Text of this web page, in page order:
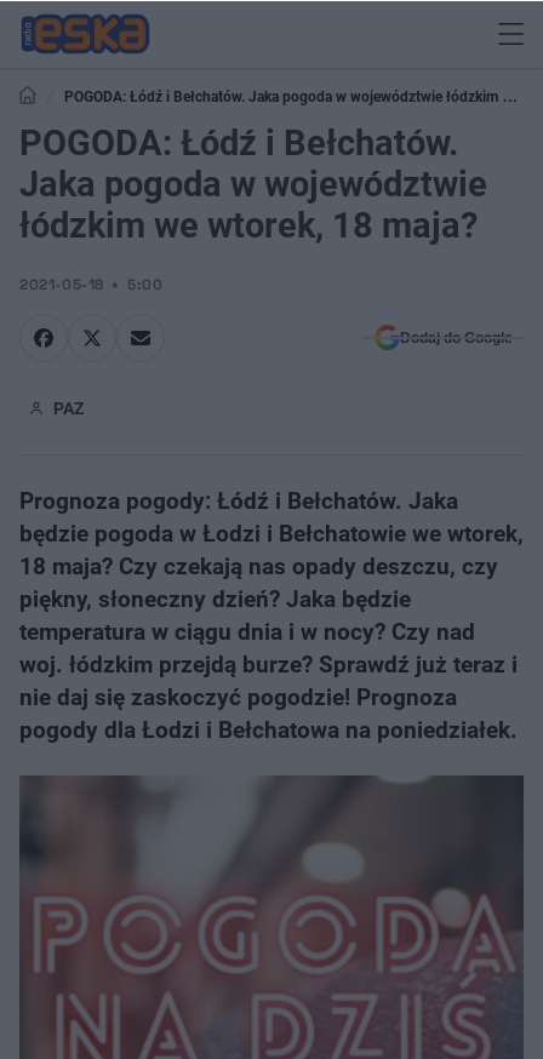
POGODA: Łódź i Bełchatów. Jaka pogoda w województwie łódzkim we
wtorek, 18 maja?
POGODA: Łódź i Bełchatów.
Jaka pogoda w województwie
łódzkim we wtorek, 18 maja?
2021-05-18 5:00
Dodaj do Google
PAZ
Prognoza pogody: Łódź i Bełchatów. Jaka
będzie pogoda w Łodzi i Bełchatowie we wtorek,
18 maja? Czy czekają nas opady deszczu, czy
piękny, słoneczny dzień? Jaka będzie
temperatura w ciągu dnia i w nocy? Czy nad
woj. łódzkim przejdą burze? Sprawdź już teraz i
nie daj się zaskoczyć pogodzie! Prognoza
pogody dla Łodzi i Bełchatowa na poniedziałek.